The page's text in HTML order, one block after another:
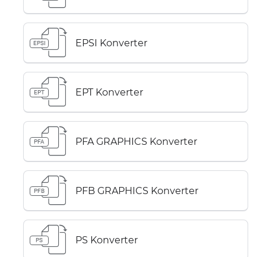
EPSI EPSI Konverter
EPT EPT Konverter
PFA PFA GRAPHICS Konverter
PFB PFB GRAPHICS Konverter
PS PS Konverter